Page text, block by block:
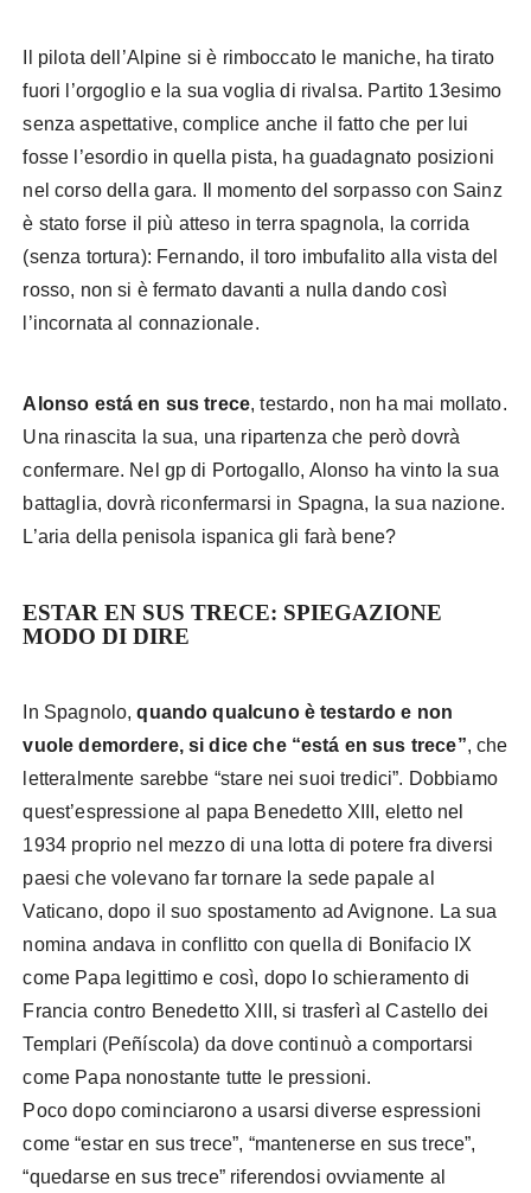
Il pilota dell’Alpine si è rimboccato le maniche, ha tirato
fuori l’orgoglio e la sua voglia di rivalsa. Partito 13esimo
senza aspettative, complice anche il fatto che per lui
fosse l’esordio in quella pista, ha guadagnato posizioni
nel corso della gara. Il momento del sorpasso con Sainz
è stato forse il più atteso in terra spagnola, la corrida
(senza tortura): Fernando, il toro imbufalito alla vista del
rosso, non si è fermato davanti a nulla dando così
l’incornata al connazionale.
Alonso está en sus trece, testardo, non ha mai mollato.
Una rinascita la sua, una ripartenza che però dovrà
confermare. Nel gp di Portogallo, Alonso ha vinto la sua
battaglia, dovrà riconfermarsi in Spagna, la sua nazione.
L’aria della penisola ispanica gli farà bene?
ESTAR EN SUS TRECE: SPIEGAZIONE
MODO DI DIRE
In Spagnolo,quando qualcuno è testardo e non
vuole demordere, si dice che “está en sus trece”, che
letteralmente sarebbe “stare nei suoi tredici”. Dobbiamo
quest’espressione al papa Benedetto XIII, eletto nel
1934 proprio nel mezzo di una lotta di potere fra diversi
paesi che volevano far tornare la sede papale al
Vaticano, dopo il suo spostamento ad Avignone. La sua
nomina andava in conflitto con quella di Bonifacio IX
come Papa legittimo e così, dopo lo schieramento di
Francia contro Benedetto XIII, si trasferì al Castello dei
Templari (Peñíscola) da dove continuò a comportarsi
come Papa nonostante tutte le pressioni.
Poco dopo cominciarono a usarsi diverse espressioni
come “estar en sus trece”, “mantenerse en sus trece”,
“quedarse en sus trece” riferendosi ovviamente al